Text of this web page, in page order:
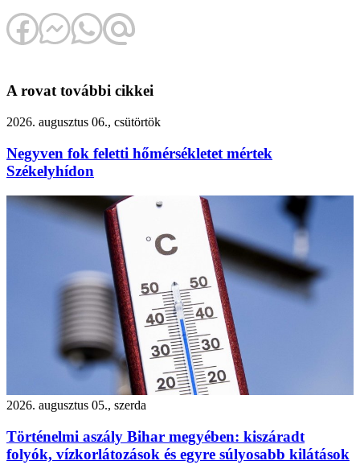
A rovat további cikkei
2026. augusztus 06., csütörtök
Negyven fok feletti hőmérsékletet mértek
Székelyhídon
2026. augusztus 05., szerda
Történelmi aszály Bihar megyében: kiszáradt
folyók, vízkorlátozások és egyre súlyosabb kilátások